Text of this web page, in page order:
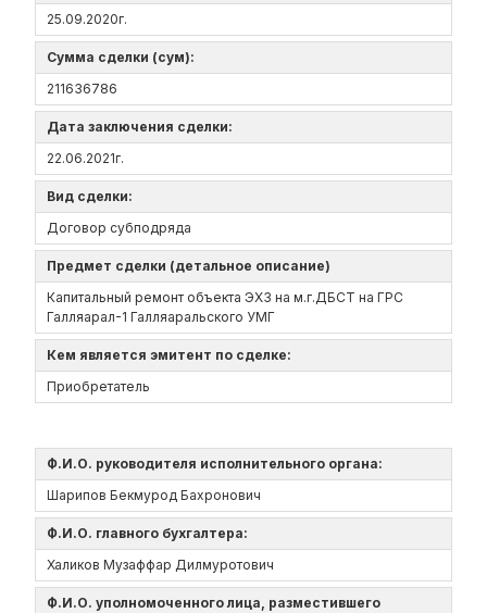
25.09.2020г.
Сумма сделки (сум):
211636786
Дата заключения сделки:
22.06.2021г.
Вид сделки:
Договор субподряда
Предмет сделки (детальное описание)
Капитальный ремонт объекта ЭХЗ на м.г.ДБСТ на ГРС
Галляарал-1 Галляаральского УМГ
Кем является эмитент по сделке:
Приобретатель
Ф.И.О. руководителя исполнительного органа:
Шарипов Бекмурод Бахронович
Ф.И.О. главного бухгалтера:
Халиков Музаффар Дилмуротович
Ф.И.О. уполномоченного лица, разместившего